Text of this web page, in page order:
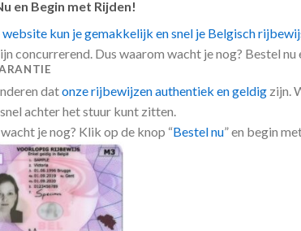
en Begin met Rijden!
website kun je gemakkelijk en snel je Belgisch
concurrerend. Dus waarom wacht je nog? Bestel
datonze rijbewijzen authentiek en geldig zijn.
achter het stuur kunt zitten.
je nog? Klik op de knop “Bestel nu” en begin